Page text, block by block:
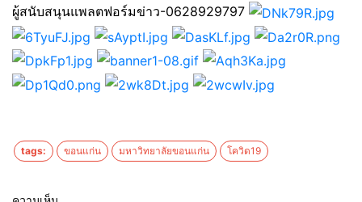
ผู้สนับสนุนแพลตฟอร์มข่าว-0628929797
tags: ขอนแก่น มหาวิทยาลัยขอนแก่น โควิด19